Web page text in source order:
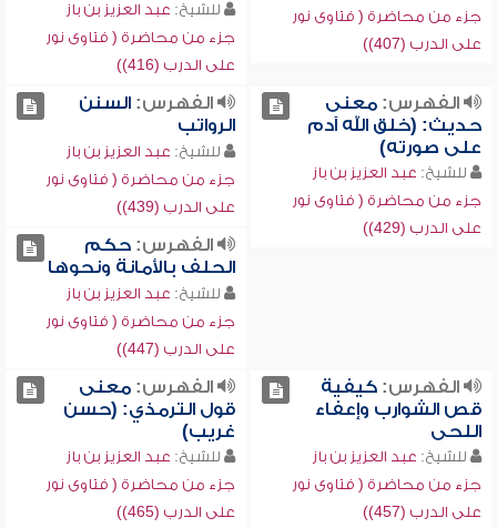
جزء من محاضرة ( فتاوى نور
على الدرب (407))
للشيخ: عبد العزيز بن باز
جزء من محاضرة ( فتاوى نور
على الدرب (416))
الفهرس:معنى
حديث: (خلق الله آدم
على صورته)
للشيخ: عبد العزيز بن باز
جزء من محاضرة ( فتاوى نور
على الدرب (429))
الفهرس:السنن
الرواتب
للشيخ: عبد العزيز بن باز
جزء من محاضرة ( فتاوى نور
على الدرب (439))
الفهرس:حكم
الحلف بالأمانة ونحوها
للشيخ: عبد العزيز بن باز
جزء من محاضرة ( فتاوى نور
على الدرب (447))
الفهرس:كيفية
قص الشوارب وإعفاء
اللحى
للشيخ: عبد العزيز بن باز
جزء من محاضرة ( فتاوى نور
على الدرب (457))
الفهرس:معنى
قول الترمذي: (حسن
غريب)
للشيخ: عبد العزيز بن باز
جزء من محاضرة ( فتاوى نور
على الدرب (465))